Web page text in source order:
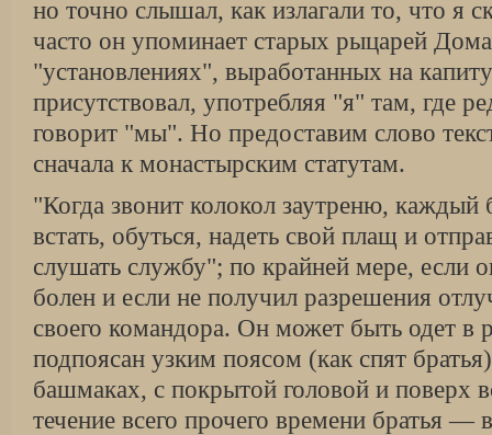
но точно слышал, как излагали то, что я
часто он упоминает старых рыцарей
"установлениях", выработанных на
присутствовал, употребляя "я" там, где
говорит "мы". Но предоставим слово
сначала к монастырским статутам.
"Когда звонит колокол заутреню, каждый
встать, обуться, надеть свой плащ и
слушать службу"; по крайней мере, если
болен и если не получил разрешения
своего командора. Он может быть одет в
подпоясан узким поясом (как спят
башмаках, с покрытой головой и поверх
течение всего прочего времени братья —